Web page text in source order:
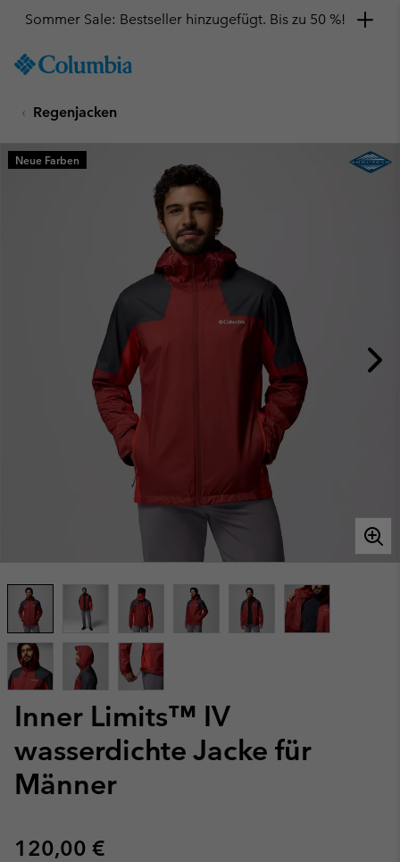
TO
SKIP
MAIN
NAV
Sommer Sale: Bestseller hinzugefügt. Bis zu 50 %!
Regenjacken
Inner Limits™ IV
wasserdichte Jacke für
Männer
Regular price:
120,00 €
Neue Farben